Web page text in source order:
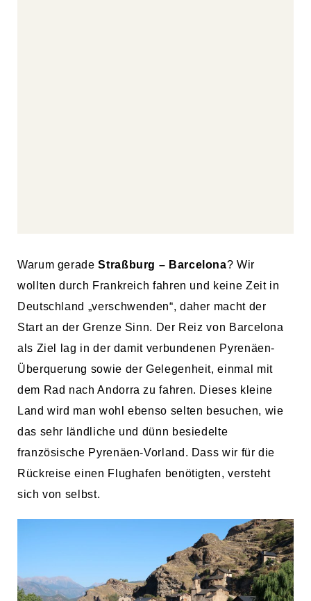
Warum geradeStraßburg – Barcelona? Wir
wollten durch Frankreich fahren und keine Zeit in
Deutschland „verschwenden“, daher macht der
Start an der Grenze Sinn. Der Reiz von Barcelona
als Ziel lag in der damit verbundenen Pyrenäen-
Überquerung sowie der Gelegenheit, einmal mit
dem Rad nach Andorra zu fahren. Dieses kleine
Land wird man wohl ebenso selten besuchen, wie
das sehr ländliche und dünn besiedelte
französische Pyrenäen-Vorland. Dass wir für die
Rückreise einen Flughafen benötigten, versteht
sich von selbst.